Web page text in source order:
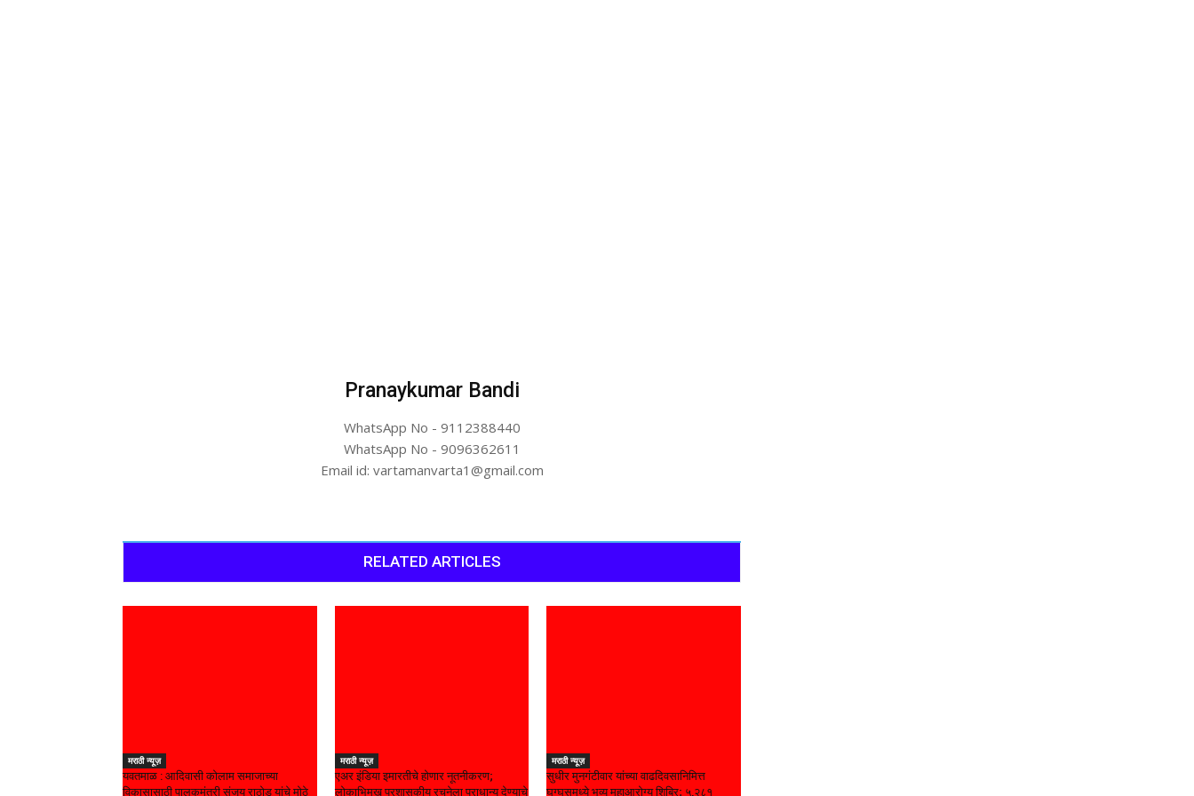
Pranaykumar Bandi
WhatsApp No - 9112388440
WhatsApp No - 9096362611
Email id: vartamanvarta1@gmail.com
RELATED ARTICLES
मराठी न्यूज़
यवतमाळ : आदिवासी कोलाम समाजाच्या
विकासासाठी पालकमंत्री संजय राठोड यांचे मोठे
मराठी न्यूज़
एअर इंडिया इमारतीचे होणार नूतनीकरण;
लोकाभिमुख प्रशासकीय रचनेला प्राधान्य देण्याचे
मराठी न्यूज़
सुधीर मुनगंटीवार यांच्या वाढदिवसानिमित्त
घुग्घुसमध्ये भव्य महाआरोग्य शिबिर; ५,२८१